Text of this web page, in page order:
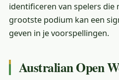
identificeren van spelers
grootste podium kan een
geven in je voorspellingen.
Australian Open